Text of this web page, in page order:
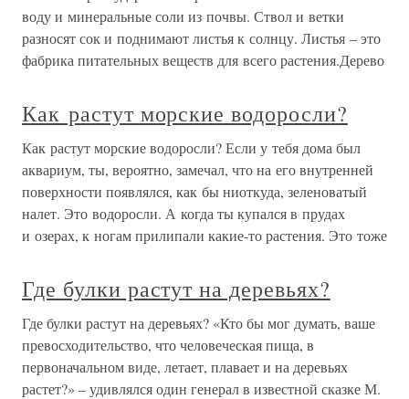
воду и минеральные соли из почвы. Ствол и ветки
разносят сок и поднимают листья к солнцу. Листья – это
фабрика питательных веществ для всего растения.Дерево
Как растут морские водоросли?
Как растут морские водоросли? Если у тебя дома был
аквариум, ты, вероятно, замечал, что на его внутренней
поверхности появлялся, как бы ниоткуда, зеленоватый
налет. Это водоросли. А когда ты купался в прудах
и озерах, к ногам прилипали какие-то растения. Это тоже
Где булки растут на деревьях?
Где булки растут на деревьях? «Кто бы мог думать, ваше
превосходительство, что человеческая пища, в
первоначальном виде, летает, плавает и на деревьях
растет?» – удивлялся один генерал в известной сказке М.